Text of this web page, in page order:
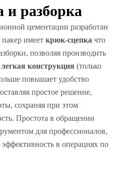
и разборка
цементации разработан
пакер имеет крюк-сцепка что
позволяя производить
легкая конструкция (только
повышает удобство
простое решение,
сохраняя при этом
Простота в обращении
для профессионалов,
в операциях по